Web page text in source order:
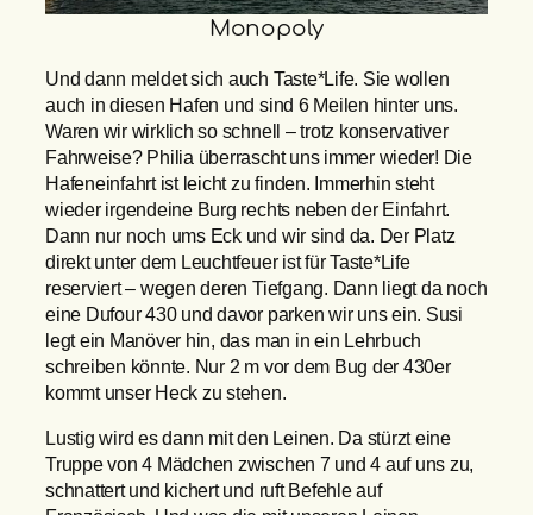
Monopoly
Und dann meldet sich auch Taste*Life. Sie wollen
auch in diesen Hafen und sind 6 Meilen hinter uns.
Waren wir wirklich so schnell – trotz konservativer
Fahrweise? Philia überrascht uns immer wieder! Die
Hafeneinfahrt ist leicht zu finden. Immerhin steht
wieder irgendeine Burg rechts neben der Einfahrt.
Dann nur noch ums Eck und wir sind da. Der Platz
direkt unter dem Leuchtfeuer ist für Taste*Life
reserviert – wegen deren Tiefgang. Dann liegt da noch
eine Dufour 430 und davor parken wir uns ein. Susi
legt ein Manöver hin, das man in ein Lehrbuch
schreiben könnte. Nur 2 m vor dem Bug der 430er
kommt unser Heck zu stehen.
Lustig wird es dann mit den Leinen. Da stürzt eine
Truppe von 4 Mädchen zwischen 7 und 4 auf uns zu,
schnattert und kichert und ruft Befehle auf